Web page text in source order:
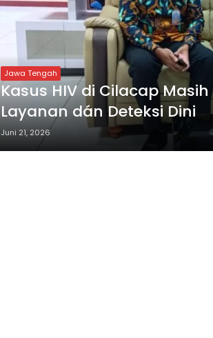
Jawa Tengah
Kasus HIV di Cilacap Masih
Layanan dán Deteksi Dini
Juni 21, 2026